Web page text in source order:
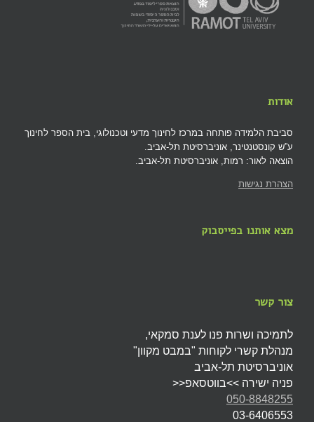
אודות
סביבת הלמידה פותחה במרכז לחינוך מדעי וטכנולוגי, בית הספר לחינוך
ע”ש קונסטנטינר, אוניברסיטת תל-אביב.
הוצאה לאור: רמות, אוניברסיטת תל-אביב.
הצהרת נגישות
מצא אותנו בפייסבוק
צור קשר
לתמיכה ושרות פנו לענת סמקאי,
מנהלת קשרי לקוחות "במבט מקוון"
אוניברסיטת תל-אביב
פניה ישירה >>בווטסאפ<<
050-8848255
03-6406553